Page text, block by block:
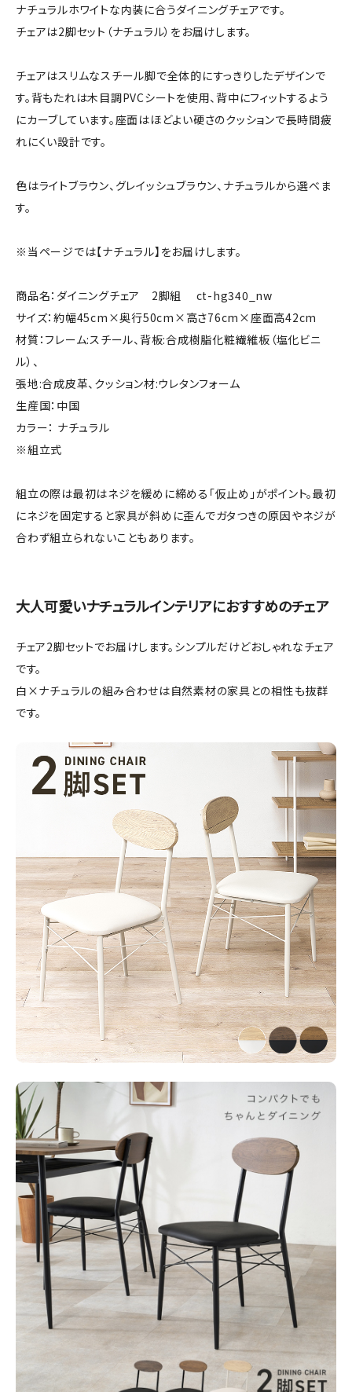
ナチュラルホワイトな内装に合うダイニングチェアです。
チェアは2脚セット（ナチュラル）をお届けします。
チェアはスリムなスチール脚で全体的にすっきりしたデザインで
す。背もたれは木目調PVCシートを使用、背中にフィットするよう
にカーブしています。座面はほどよい硬さのクッションで長時間疲
れにくい設計です。
色はライトブラウン、グレイッシュブラウン、ナチュラルから選べま
す。
※当ページでは【ナチュラル】をお届けします。
商品名：ダイニングチェア 2脚組 ct-hg340_nw
サイズ：約幅45cm×奥行50cm×高さ76cm×座面高42cm
材質：フレーム:スチール、背板:合成樹脂化粧繊維板（塩化ビニ
ル）、
張地:合成皮革、クッション材:ウレタンフォーム
生産国：中国
カラー： ナチュラル
※組立式
組立の際は最初はネジを緩めに締める「仮止め」がポイント。最初
にネジを固定すると家具が斜めに歪んでガタつきの原因やネジが
合わず組立られないこともあります。
大人可愛いナチュラルインテリアにおすすめのチェア
チェア2脚セットでお届けします。シンプルだけどおしゃれなチェア
です。
白×ナチュラルの組み合わせは自然素材の家具との相性も抜群
です。